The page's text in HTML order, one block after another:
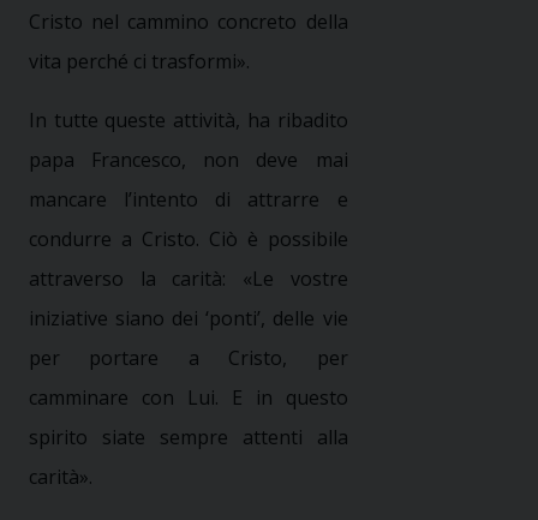
Cristo nel cammino concreto della
vita perché ci trasformi».
In tutte queste attività, ha ribadito
papa Francesco, non deve mai
mancare l’intento di attrarre e
condurre a Cristo. Ciò è possibile
attraverso la carità: «Le vostre
iniziative siano dei ‘ponti’, delle vie
per portare a Cristo, per
camminare con Lui. E in questo
spirito siate sempre attenti alla
carità».